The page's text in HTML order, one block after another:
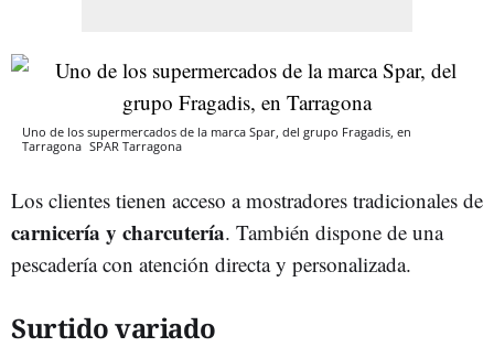
Uno de los supermercados de la marca Spar, del grupo Fragadis, en
Tarragona SPAR Tarragona
Los clientes tienen acceso a mostradores tradicionales de
carnicería y charcutería. También dispone de una
pescadería con atención directa y personalizada.
Surtido variado